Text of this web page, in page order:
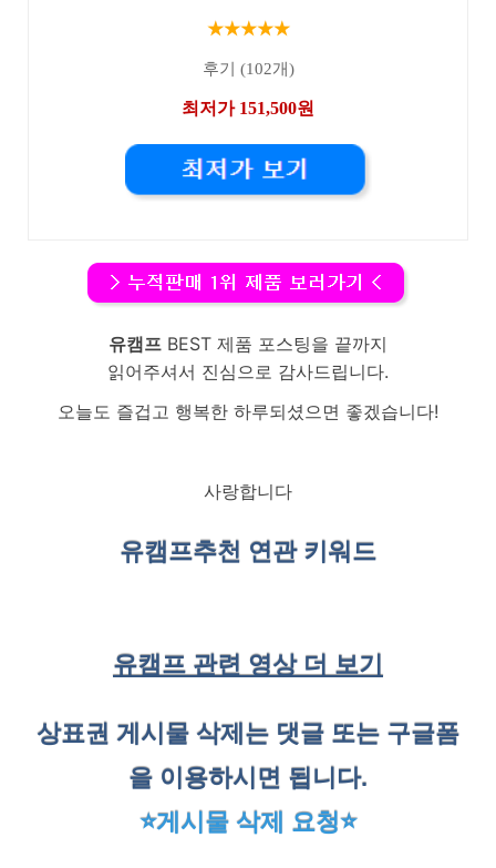
★★★★★
후기 (102개)
최저가 151,500원
유캠프 BEST 제품 포스팅을 끝까지
읽어주셔서 진심으로 감사드립니다.
오늘도 즐겁고 행복한 하루되셨으면 좋겠습니다!
사랑합니다
유캠프추천 연관 키워드
유캠프 관련 영상 더 보기
상표권 게시물 삭제는 댓글 또는 구글폼
을 이용하시면 됩니다.
⭐게시물 삭제 요청⭐